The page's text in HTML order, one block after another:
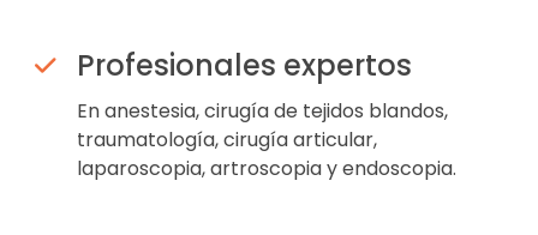
Profesionales expertos
En anestesia, cirugía de tejidos blandos,
traumatología, cirugía articular,
laparoscopia, artroscopia y endoscopia.